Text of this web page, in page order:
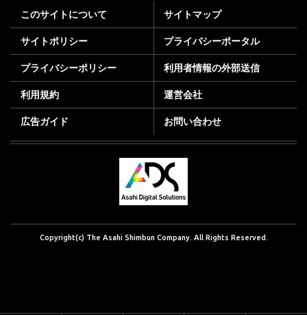
このサイトについて サイトマップ
サイトポリシー プライバシーポータル
プライバシーポリシー 利用者情報の外部送信
利用規約 運営会社
広告ガイド お問い合わせ
Copyright(c) The Asahi Shimbun Company. All Rights Reserved.